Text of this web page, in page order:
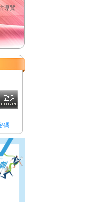
導覽
碼